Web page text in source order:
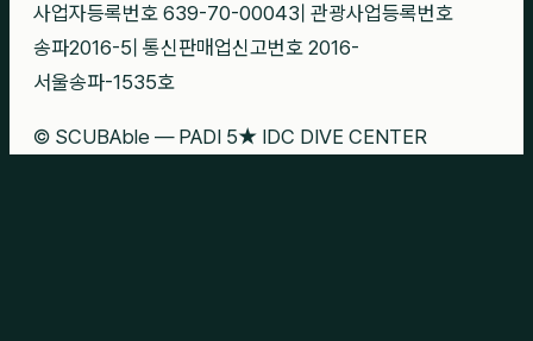
사업자등록번호 639-70-00043 관광사업등록번호
송파2016-5 통신판매업신고번호 2016-
서울송파-1535호
© SCUBAble — PADI 5★ IDC DIVE CENTER